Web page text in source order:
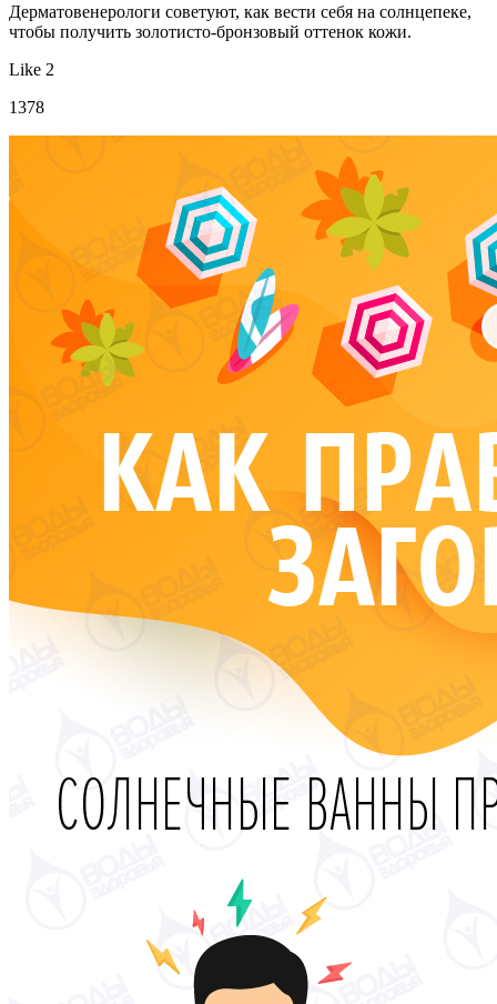
Дерматовенерологи советуют, как вести себя на солнцепеке,
чтобы получить золотисто-бронзовый оттенок кожи.
Like 2
1378